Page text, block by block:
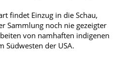
findet Einzug in die Schau,
Sammlung noch nie gezeigter
von namhaften indigenen
Südwesten der USA.